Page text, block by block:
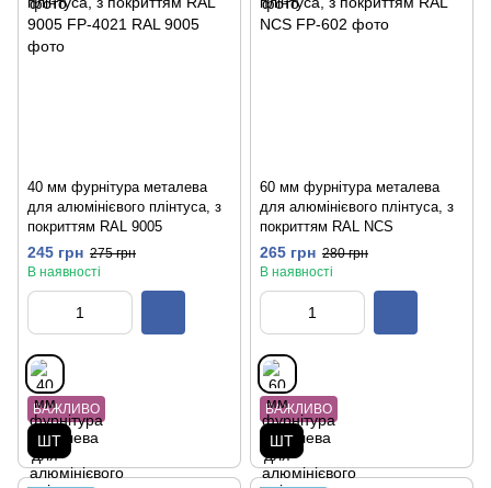
40 мм фурнітура металева
для алюмінієвого плінтуса, з
покриттям RAL 9005
245 грн 275 грн
В наявності
ВАЖЛИВО
ШТ
60 мм фурнітура металева
для алюмінієвого плінтуса, з
покриттям RAL NCS
265 грн 280 грн
В наявності
ВАЖЛИВО
ШТ